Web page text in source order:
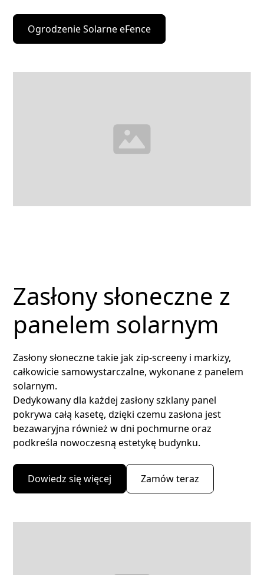
Ogrodzenie Solarne eFence
Zasłony słoneczne z
panelem solarnym
Zasłony słoneczne takie jak zip-screeny i markizy,
całkowicie samowystarczalne, wykonane z panelem
solarnym.
Dedykowany dla każdej zasłony szklany panel
pokrywa całą kasetę, dzięki czemu zasłona jest
bezawaryjna również w dni pochmurne oraz
podkreśla nowoczesną estetykę budynku.
Dowiedz się więcej Zamów teraz